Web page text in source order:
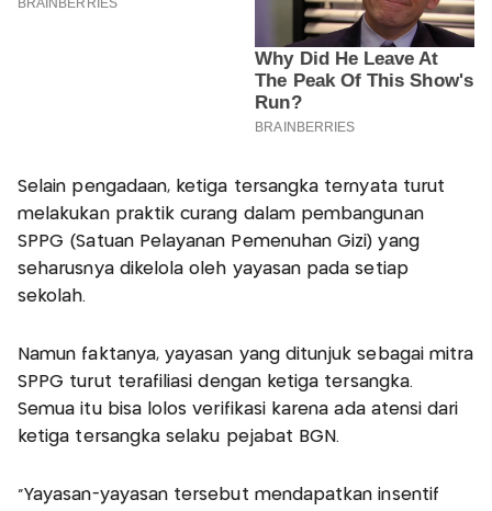
Selain pengadaan, ketiga tersangka ternyata turut
melakukan praktik curang dalam pembangunan
SPPG (Satuan Pelayanan Pemenuhan Gizi) yang
seharusnya dikelola oleh yayasan pada setiap
sekolah.
Namun faktanya, yayasan yang ditunjuk sebagai mitra
SPPG turut terafiliasi dengan ketiga tersangka.
Semua itu bisa lolos verifikasi karena ada atensi dari
ketiga tersangka selaku pejabat BGN.
“Yayasan-yayasan tersebut mendapatkan insentif